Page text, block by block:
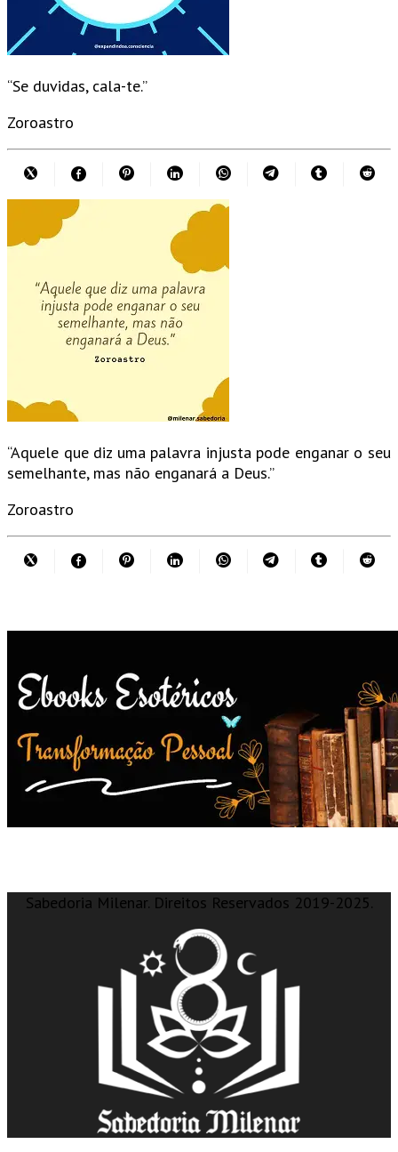
“Se duvidas, cala-te.”
Zoroastro
“Aquele que diz uma palavra injusta pode enganar o seu
semelhante, mas não enganará a Deus.”
Zoroastro
Sabedoria Milenar. Direitos Reservados 2019-2025.